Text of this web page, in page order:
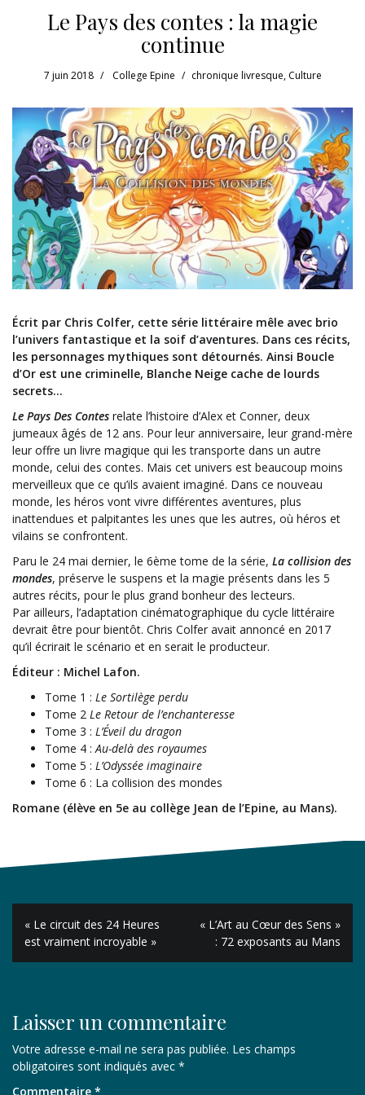
Le Pays des contes : la magie
continue
7 juin 2018 College Epine chronique livresque, Culture
Écrit par Chris Colfer, cette série littéraire mêle avec brio
l’univers fantastique et la soif d’aventures. Dans ces récits,
les personnages mythiques sont détournés. Ainsi Boucle
d’Or est une criminelle, Blanche Neige cache de lourds
secrets…
Le Pays Des Contes relate l’histoire d’Alex et Conner, deux
jumeaux âgés de 12 ans. Pour leur anniversaire, leur grand-mère
leur offre un livre magique qui les transporte dans un autre
monde, celui des contes. Mais cet univers est beaucoup moins
merveilleux que ce qu’ils avaient imaginé. Dans ce nouveau
monde, les héros vont vivre différentes aventures, plus
inattendues et palpitantes les unes que les autres, où héros et
vilains se confrontent.
Paru le 24 mai dernier, le 6ème tome de la série, La collision des
mondes, préserve le suspens et la magie présents dans les 5
autres récits, pour le plus grand bonheur des lecteurs.
Par ailleurs, l’adaptation cinématographique du cycle littéraire
devrait être pour bientôt. Chris Colfer avait annoncé en 2017
qu’il écrirait le scénario et en serait le producteur.
Éditeur : Michel Lafon.
Tome 1 : Le Sortilège perdu
Tome 2 Le Retour de l’enchanteresse
Tome 3 : L’Éveil du dragon
Tome 4 : Au-delà des royaumes
Tome 5 : L’Odyssée imaginaire
Tome 6 : La collision des mondes
Romane (élève en 5e au collège Jean de l’Epine, au Mans).
Navigation
de
l’article
« Le circuit des 24 Heures
est vraiment incroyable »
« L’Art au Cœur des Sens »
: 72 exposants au Mans
Laisser un commentaire
Votre adresse e-mail ne sera pas publiée. Les champs
obligatoires sont indiqués avec *
Commentaire *